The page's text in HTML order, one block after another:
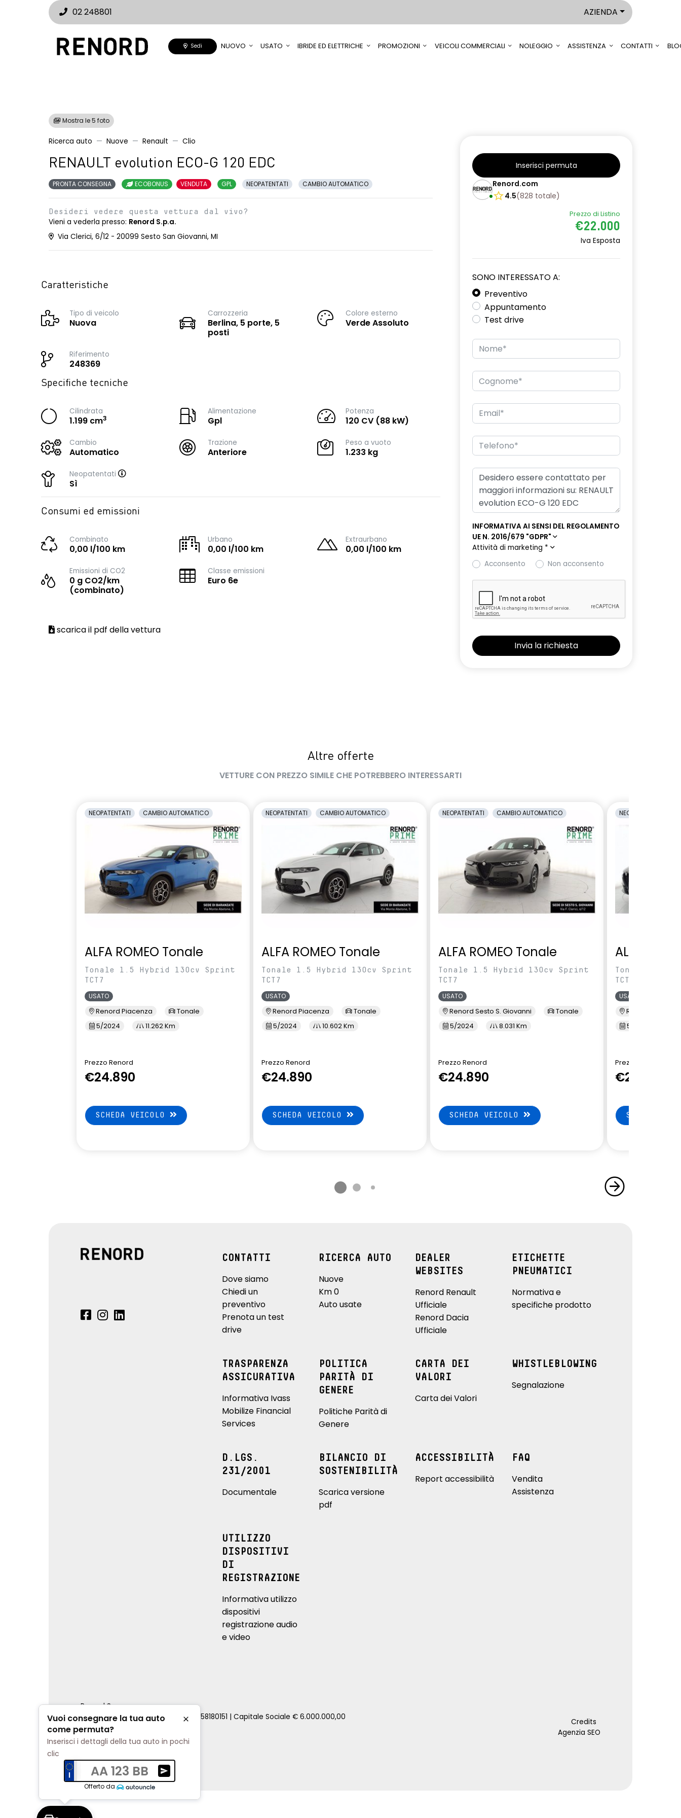
02 248801 AZIENDA
Sedi NUOVO USATO IBRIDE ED ELETTRICHE PROMOZIONI VEICOLI COMMERCIALI NOLEGGIO ASSISTENZA CONTATTI
Mostra le 5 foto
Ricerca auto Nuove Renault Clio
RENAULT evolution ECO-G 120 EDC
PRONTA CONSEGNA ECOBONUS VENDUTA GPL NEOPATENTATI CAMBIO AUTOMATICO
Desideri vedere questa vettura dal vivo?
Vieni a vederla presso: Renord S.p.a.
Via Clerici, 6/12 - 20099 Sesto San Giovanni, MI
Caratteristiche
Tipo di veicolo
Nuova
Carrozzeria
Berlina, 5 porte, 5
posti
Colore esterno
Verde Assoluto
Riferimento
248369
Specifiche tecniche
Cilindrata
1.199 cm3
Alimentazione
Gpl
Potenza
120 CV (88 kW)
Cambio
Automatico
Trazione
Anteriore
Peso a vuoto
1.233 kg
Neopatentati
Sì
Consumi ed emissioni
Combinato
0,00 l/100 km
Urbano
0,00 l/100 km
Extraurbano
0,00 l/100 km
Emissioni di CO2
0 g CO2/km
(combinato)
Classe emissioni
Euro 6e
scarica il pdf della vettura
Inserisci permuta
Renord.com
4.5(828 totale)
Prezzo di Listino
€22.000
Iva Esposta
SONO INTERESSATO A:
Preventivo
Appuntamento
Test drive
INFORMATIVA AI SENSI DEL REGOLAMENTO
UE N. 2016/679 "GDPR"
Attività di marketing *
Acconsento
Non acconsento
Altre offerte
VETTURE CON PREZZO SIMILE CHE POTREBBERO INTERESSARTI
NEOPATENTATI CAMBIO AUTOMATICO
ALFA ROMEO Tonale
Tonale 1.5 Hybrid 130cv Sprint
TCT7
USATO
Renord Piacenza
Tonale
5/2024
11.262 Km
Prezzo Renord
€24.890
SCHEDA VEICOLO
NEOPATENTATI CAMBIO AUTOMATICO
ALFA ROMEO Tonale
Tonale 1.5 Hybrid 130cv Sprint
TCT7
USATO
Renord Piacenza
Tonale
5/2024
10.602 Km
Prezzo Renord
€24.890
SCHEDA VEICOLO
NEOPATENTATI CAMBIO AUTOMATICO
ALFA ROMEO Tonale
Tonale 1.5 Hybrid 130cv Sprint
TCT7
USATO
Renord Sesto S. Giovanni
Tonale
5/2024
8.031 Km
Prezzo Renord
€24.890
SCHEDA VEICOLO
NEOPATENTATI
ALFA
Tonale 1.5
TCT7
USATO
Renord
5/2024
Prezzo Renord
€24.890
SCHEDA
CONTATTI
Dove siamo
Chiedi un
preventivo
Prenota un test
drive
RICERCA AUTO
Nuove
Km 0
Auto usate
DEALER
WEBSITES
Renord Renault
Ufficiale
Renord Dacia
Ufficiale
ETICHETTE
PNEUMATICI
Normativa e
specifiche prodotto
TRASPARENZA
ASSICURATIVA
Informativa Ivass
Mobilize Financial
Services
POLITICA
PARITÀ DI
GENERE
Politiche Parità di
Genere
CARTA DEI
VALORI
Carta dei Valori
WHISTLEBLOWING
Segnalazione
D.LGS.
231/2001
Documentale
BILANCIO DI
SOSTENIBILITÀ
Scarica versione
pdf
ACCESSIBILITÀ
Report accessibilità
FAQ
Vendita
Assistenza
UTILIZZO
DISPOSITIVI
DI
REGISTRAZIONE
Informativa utilizzo
dispositivi
registrazione audio
e video
Renord S.p.a.
REA Milano 810796 | P.IVA e C.F. 00858180151 | Capitale Sociale € 6.000.000,00
Cookie Policy
Privacy Policy
Impostazioni di tracciamento
Credits
Agenzia SEO
Vuoi consegnare la tua auto
come permuta?
Chiudi
Inserisci i dettagli della tua auto in pochi
clic
AA 123 BB
Ricevi una valutazione della tua auto senza impegno
Offerto da